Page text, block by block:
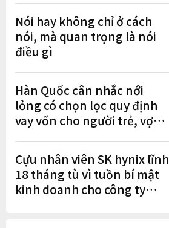
Nói hay không chỉ ở cách
nói, mà quan trọng là nói
điều gì
Hàn Quốc cân nhắc nới
lỏng có chọn lọc quy định
vay vốn cho người trẻ, vợ
Cựu nhân viên SK hynix lĩnh
18 tháng tù vì tuồn bí mật
kinh doanh cho công ty